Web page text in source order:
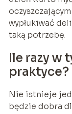
wypłukiwać
taką potrzebę.
Ile razy w
praktyce?
Nie istnieje
będzie dobra